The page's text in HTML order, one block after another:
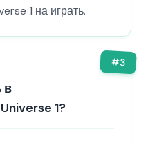
1 на играть.
#3
в
1?